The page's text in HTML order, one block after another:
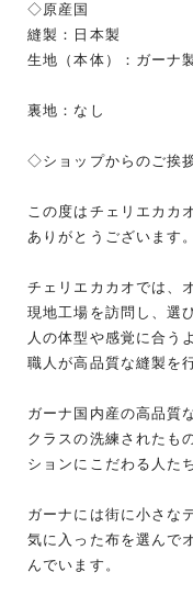
◇原産国
縫製：日本製
生地（本体）：ガーナ
裏地：なし
◇ショップからのご挨
この度はチェリエカカ
ありがとうございます。
チェリエカカオでは、
現地工場を訪問し、選
人の体型や感覚に合う
職人が高品質な縫製を
ガーナ国内産の高品質
クラスの洗練されたも
ションにこだわる人た
ガーナには街に小さな
気に入った布を選んで
んでいます。